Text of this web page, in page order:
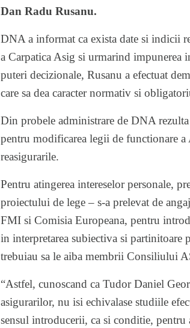
Dan Radu Rusanu.
DNA a informat ca exista date si indicii
a Carpatica Asig si urmarind impunerea
puteri decizionale, Rusanu a efectuat
care sa dea caracter normativ si
Din probele administrare de DNA
pentru modificarea legii de functionare
reasigurarile.
Pentru atingerea intereselor personale,
proiectului de lege – s-a prelevat de
FMI si Comisia Europeana, pentru
in interpretarea subiectiva si partinitoare
trebuiau sa le aiba membrii Consiliului
“Astfel, cunoscand ca Tudor Daniel
asigurarilor, nu isi echivalase studiile
sensul introducerii, ca si conditie,